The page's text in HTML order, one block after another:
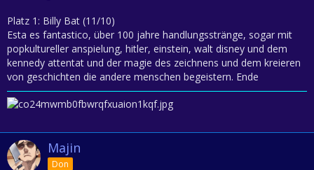
Platz 1: Billy Bat (11/10)
Esta es fantastico, über 100 jahre handlungsstränge, sogar mit
popkultureller anspielung, hitler, einstein, walt disney und dem
kennedy attentat und der magie des zeichnens und dem kreieren
von geschichten die andere menschen begeistern. Ende
Majin
Don